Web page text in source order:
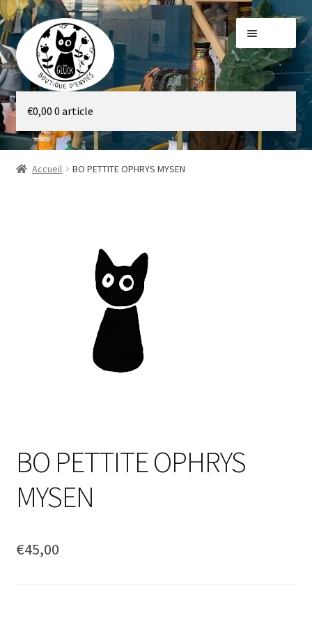
Aller
à
la
navigation
Aller
au
contenu
Galerie
Boutique
€0,00 0 article
Accueil BO PETTITE OPHRYS MYSEN
BO PETTITE OPHRYS
MYSEN
€45,00